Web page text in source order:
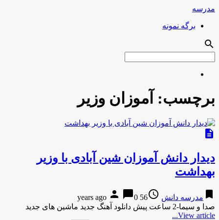
مدرسه
برگه نمونه
search
برچسب: آموزان وزیر
description
دیدار دانش آموزان شین آبادی با وزیر
بهداشت
bookmark مدرسه دانش access_time
56 years ago
person chat_bubble0
صدا و سیما-2 ساعت پیش دانلود آهنگ جدید ماشین های جدید
View article...